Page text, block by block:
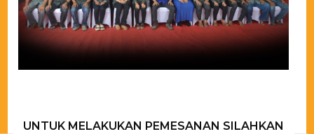
UNTUK MELAKUKAN PEMESANAN SILAHKAN